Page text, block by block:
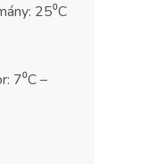
25⁰C
7⁰C –